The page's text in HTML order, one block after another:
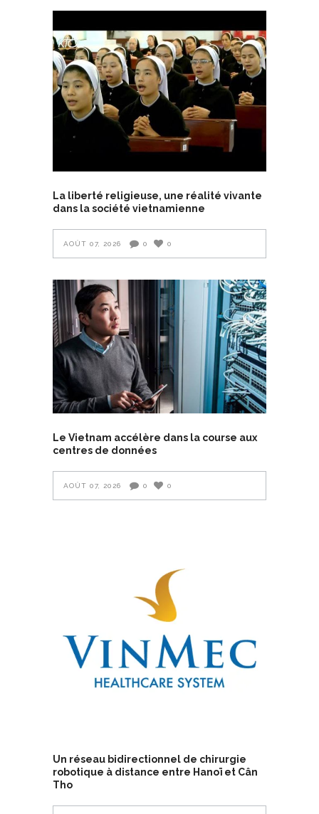
La liberté religieuse, une réalité vivante
dans la société vietnamienne
AOÛT 07, 2026 0 0
Le Vietnam accélère dans la course aux
centres de données
AOÛT 07, 2026 0 0
Un réseau bidirectionnel de chirurgie
robotique à distance entre Hanoï et Cân
Tho